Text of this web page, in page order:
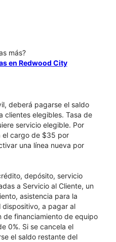
más?
en Redwood City
deberá pagarse el saldo
clientes elegibles. Tasa de
servicio elegible. Por
el cargo de $35 por
una línea nueva por
depósito, servicio
a Servicio al Cliente, un
asistencia para la
a pagar al
de financiamiento de equipo
0%. Si se cancela el
el saldo restante del